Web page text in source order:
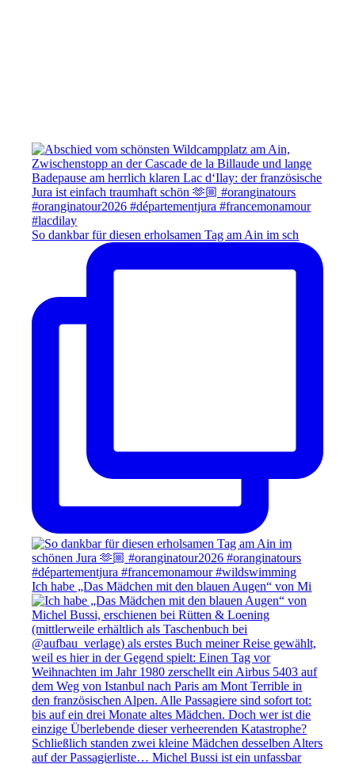
So dankbar für diesen erholsamen Tag am Ain im sch
Ich habe „Das Mädchen mit den blauen Augen“ von Mi